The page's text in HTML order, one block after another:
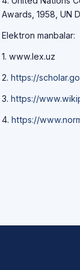
Аwаrds, 1958, UN
Elektron manbalar:
1. www.lex.uz
2. https://
3. https://
4. https://